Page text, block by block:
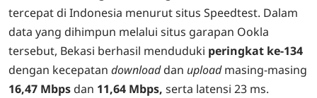
tercepat di Indonesia menurut situs Speedtest. Dalam
data yang dihimpun melalui situs garapan Ookla
tersebut, Bekasi berhasil menduduki peringkat ke-134
dengan kecepatan downloaddan uploadmasing-masing
16,47 Mbps dan 11,64 Mbps, serta latensi 23 ms.